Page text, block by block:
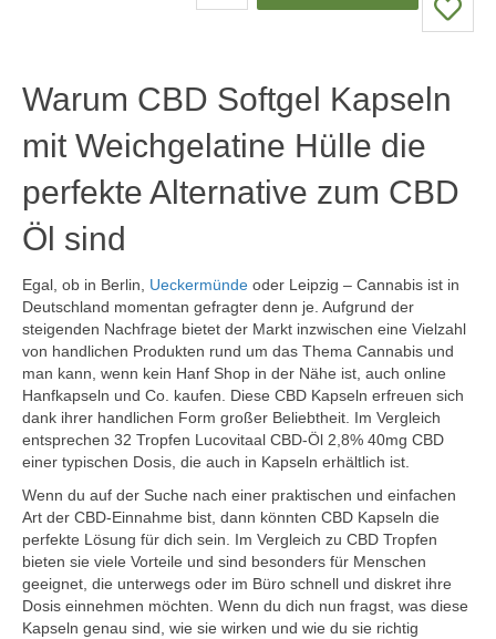
Warum CBD Softgel Kapseln
mit Weichgelatine Hülle die
perfekte Alternative zum CBD
Öl sind
Egal, ob in Berlin, Ueckermünde oder Leipzig – Cannabis ist in
Deutschland momentan gefragter denn je. Aufgrund der
steigenden Nachfrage bietet der Markt inzwischen eine Vielzahl
von handlichen Produkten rund um das Thema Cannabis und
man kann, wenn kein Hanf Shop in der Nähe ist, auch online
Hanfkapseln und Co. kaufen. Diese CBD Kapseln erfreuen sich
dank ihrer handlichen Form großer Beliebtheit. Im Vergleich
entsprechen 32 Tropfen Lucovitaal CBD-Öl 2,8% 40mg CBD
einer typischen Dosis, die auch in Kapseln erhältlich ist.
Wenn du auf der Suche nach einer praktischen und einfachen
Art der CBD-Einnahme bist, dann könnten CBD Kapseln die
perfekte Lösung für dich sein. Im Vergleich zu CBD Tropfen
bieten sie viele Vorteile und sind besonders für Menschen
geeignet, die unterwegs oder im Büro schnell und diskret ihre
Dosis einnehmen möchten. Wenn du dich nun fragst, was diese
Kapseln genau sind, wie sie wirken und wie du sie richtig